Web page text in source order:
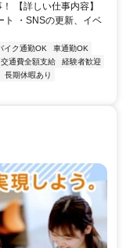
【詳しい仕事内容】
ト ・SNSの更新、イベ
イク通勤OK
車通勤OK
交通費全額支給
経験者歓迎
長期休暇あり